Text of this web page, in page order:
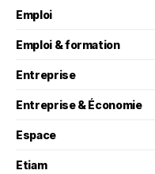
Emploi
Emploi & formation
Entreprise
Entreprise & Économie
Espace
Etiam